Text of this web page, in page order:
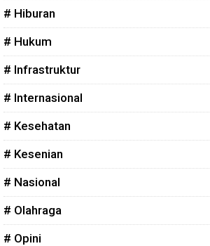
# Hiburan
# Hukum
# Infrastruktur
# Internasional
# Kesehatan
# Kesenian
# Nasional
# Olahraga
# Opini